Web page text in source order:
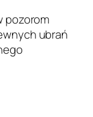
pozorom
ubrań